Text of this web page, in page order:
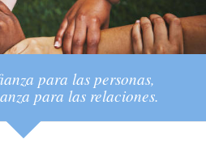
para las personas,
para las relaciones.